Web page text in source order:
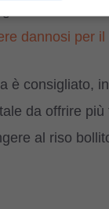
dovete
dannosi per il
è consigliato,
da offrire
al riso